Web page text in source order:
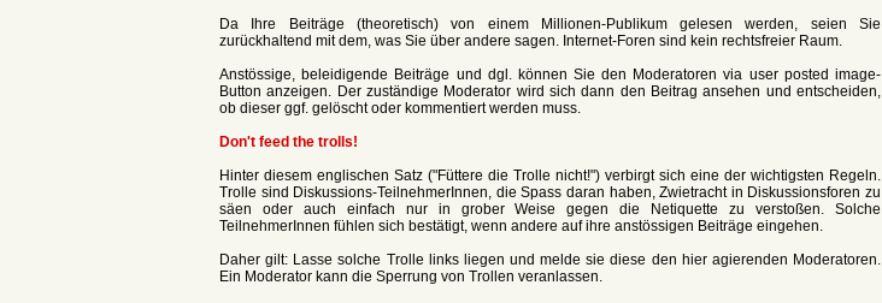
Da Ihre Beiträge (theoretisch) von einem Millionen-Publikum gelesen werden, seien Sie
zurückhaltend mit dem, was Sie über andere sagen. Internet-Foren sind kein rechtsfreier Raum.
Anstössige, beleidigende Beiträge und dgl. können Sie den Moderatoren via user posted image-
Button anzeigen. Der zuständige Moderator wird sich dann den Beitrag ansehen und entscheiden,
ob dieser ggf. gelöscht oder kommentiert werden muss.
Don't feed the trolls!
Hinter diesem englischen Satz ("Füttere die Trolle nicht!") verbirgt sich eine der wichtigsten Regeln.
Trolle sind Diskussions-TeilnehmerInnen, die Spass daran haben, Zwietracht in Diskussionsforen zu
säen oder auch einfach nur in grober Weise gegen die Netiquette zu verstoßen. Solche
TeilnehmerInnen fühlen sich bestätigt, wenn andere auf ihre anstössigen Beiträge eingehen.
Daher gilt: Lasse solche Trolle links liegen und melde sie diese den hier agierenden Moderatoren.
Ein Moderator kann die Sperrung von Trollen veranlassen.